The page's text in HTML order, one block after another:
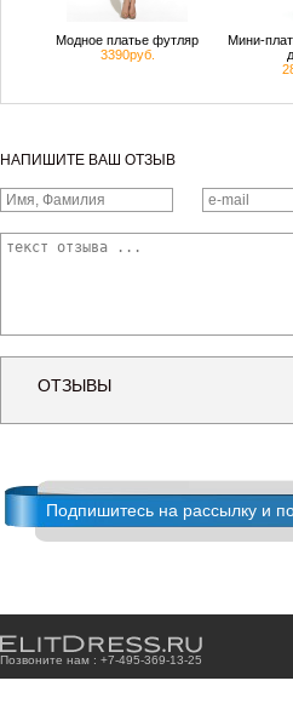
Модное платье футляр
3390руб.
Мини-
НАПИШИТЕ ВАШ ОТЗЫВ
ОТЗЫВЫ
Подпишитесь на рассылку и
Позвоните нам : +7-495-369-13-25